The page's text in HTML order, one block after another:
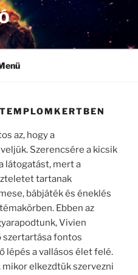
az, hogy a
Szerencsére a kicsik
látogatást, mert a
tartanak
bábjáték és éneklés
Ebben az
Vivien
szertartása fontos
lépés a vallásos élet felé.
mikor elkezdtük szervezni